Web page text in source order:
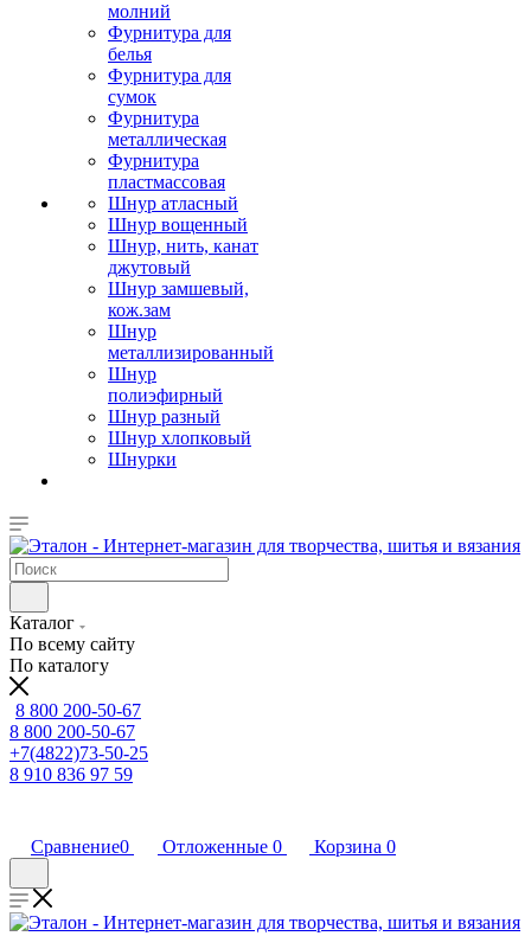
молний
Фурнитура для
белья
Фурнитура для
сумок
Фурнитура
металлическая
Фурнитура
пластмассовая
Шнур атласный
Шнур вощенный
Шнур, нить, канат
джутовый
Шнур замшевый,
кож.зам
Шнур
металлизированный
Шнур
полиэфирный
Шнур разный
Шнур хлопковый
Шнурки
Каталог
По всему сайту
По каталогу
8 800 200-50-67
8 800 200-50-67
+7(4822)73-50-25
8 910 836 97 59
Сравнение0 Отложенные 0 Корзина 0